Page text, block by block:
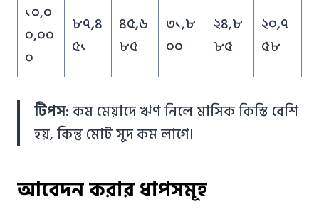
১০,০
০,০০
০
৮৭,৪
৫১
৪৫,৬
৮৫
৩১,৮
০০
২৪,৮
৮৫
২০,৭
৫৮
টিপস: কম মেয়াদে ঋণ নিলে মাসিক কিস্তি বেশি
হয়, কিন্তু মোট সুদ কম লাগে।
আবেদন করার ধাপসমূহ